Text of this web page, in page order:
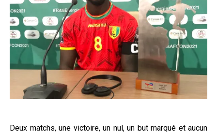
Deux matchs, une victoire, un nul, un but marqué et aucun